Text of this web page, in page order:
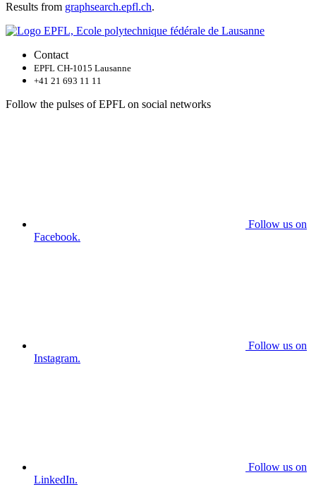
Results from graphsearch.epfl.ch.
Contact
EPFL CH-1015 Lausanne
+41 21 693 11 11
Follow the pulses of EPFL on social networks
Follow us on
Facebook.
Follow us on
Instagram.
Follow us on
LinkedIn.